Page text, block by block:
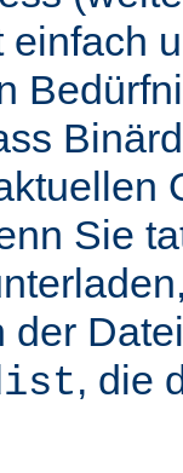
einfach
Sie
der Datei
, die